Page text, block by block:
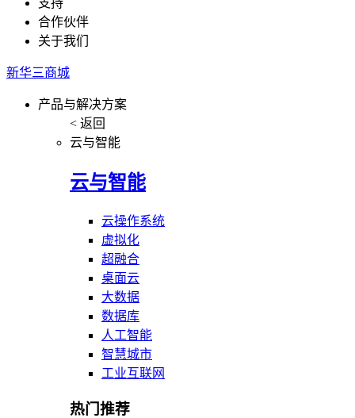
支持
合作伙伴
关于我们
新华三商城
产品与解决方案
< 返回
云与智能
云与智能
云操作系统
虚拟化
超融合
桌面云
大数据
数据库
人工智能
智慧城市
工业互联网
热门推荐